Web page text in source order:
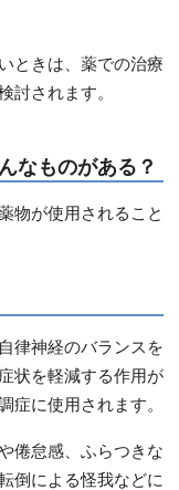
ときは、薬での治療
討されます。
なものがある？
物が使用されること
律神経のバランスを
状を軽減する作用が
症に使用されます。
倦怠感、ふらつきな
倒による怪我などに